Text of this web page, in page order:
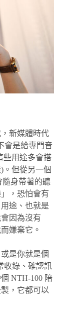
新媒體時代
會是給專門音
些用途多會搭
。但從另一個
隨身帶著的聽
，恐怕會有
途、也就是
因為沒有
嫌棄它。
是你就是個
收錄、確認訊
NTH-100 陪
，它都可以